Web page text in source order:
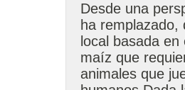
Desde una
ha
local basada
maíz que
animales que